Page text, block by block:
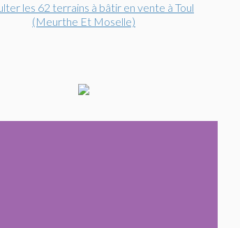
les 62 terrains à bâtir en vente à Toul
(Meurthe Et Moselle)